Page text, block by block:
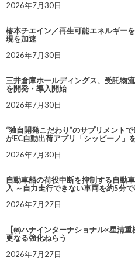
2026年7月30日
椿本チエイン／再生可能エネルギー
現を加速
2026年7月30日
三井倉庫ホールディングス、受託物
を開発・導入開始
2026年7月30日
“独自開発こだわり”のサプリメント
がEC自動出荷アプリ「シッピーノ」
2026年7月30日
自動車船の荷役中断を抑制する自動
入 ～自力走行できない車両を約5分
2026年7月27日
【㈱ハナインターナショナル×星清
更なる強化ねらう
2026年7月27日